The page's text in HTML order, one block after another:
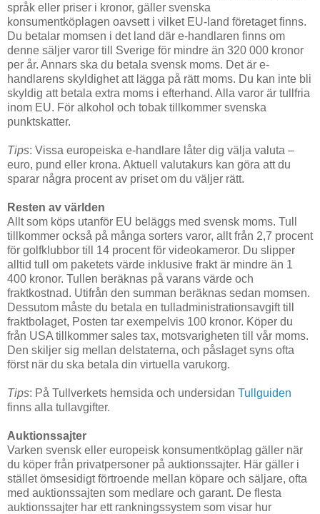
språk eller priser i kronor, gäller svenska
konsumentköplagen oavsett i vilket EU-land företaget finns.
Du betalar momsen i det land där e-handlaren finns om
denne säljer varor till Sverige för mindre än 320 000 kronor
per år. Annars ska du betala svensk moms. Det är e-
handlarens skyldighet att lägga på rätt moms. Du kan inte bli
skyldig att betala extra moms i efterhand. Alla varor är tullfria
inom EU. För alkohol och tobak tillkommer svenska
punktskatter.
Tips: Vissa europeiska e-handlare låter dig välja valuta –
euro, pund eller krona. Aktuell valutakurs kan göra att du
sparar några procent av priset om du väljer rätt.
Resten av världen
Allt som köps utanför EU beläggs med svensk moms. Tull
tillkommer också på många sorters varor, allt från 2,7 procent
för golfklubbor till 14 procent för videokameror. Du slipper
alltid tull om paketets värde inklusive frakt är mindre än 1
400 kronor. Tullen beräknas på varans värde och
fraktkostnad. Utifrån den summan beräknas sedan momsen.
Dessutom måste du betala en tulladministrationsavgift till
fraktbolaget, Posten tar exempelvis 100 kronor. Köper du
från USA tillkommer sales tax, motsvarigheten till vår moms.
Den skiljer sig mellan delstaterna, och påslaget syns ofta
först när du ska betala din virtuella varukorg.
Tips: På Tullverkets hemsida och undersidan Tullguiden
finns alla tullavgifter.
Auktionssajter
Varken svensk eller europeisk konsumentköplag gäller när
du köper från privatpersoner på auktionssajter. Här gäller i
stället ömsesidigt förtroende mellan köpare och säljare, ofta
med auktionssajten som medlare och garant. De flesta
auktionssajter har ett rankningssystem som visar hur